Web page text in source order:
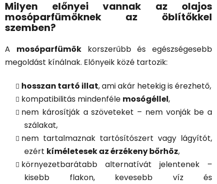
Milyen előnyei vannak az olajos
mosóparfümöknek az öblítőkkel
szemben?
A mosóparfümökkorszerűbb és egészségesebb
megoldást kínálnak. Előnyeik közé tartozik:
hosszan tartó illat, ami akár hetekig is érezhető,
kompatibilitás mindenféle mosógéllel,
nem károsítják a szöveteket – nem vonják be a
szálakat,
nem tartalmaznak tartósítószert vagy lágyítót,
ezért kíméletesek az érzékeny bőrhöz,
környezetbarátabb alternatívát jelentenek –
kisebb flakon, kevesebb víz és